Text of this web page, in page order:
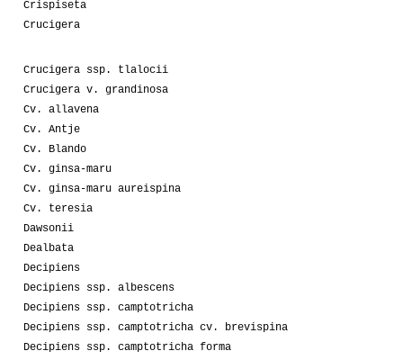
Crispiseta
Crucigera
Crucigera ssp. tlalocii
Crucigera v. grandinosa
Cv. allavena
Cv. Antje
Cv. Blando
Cv. ginsa-maru
Cv. ginsa-maru aureispina
Cv. teresia
Dawsonii
Dealbata
Decipiens
Decipiens ssp. albescens
Decipiens ssp. camptotricha
Decipiens ssp. camptotricha cv. brevispina
Decipiens ssp. camptotricha forma